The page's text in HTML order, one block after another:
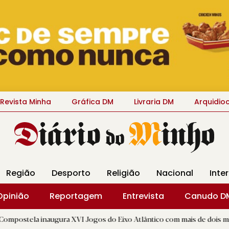
Revista Minha Gráfica DM Livraria DM
Região Desporto Religião Nacional
Reportagem Entrevista Canudo
XVI Jogos do Eixo Atlântico com mais de dois mil atletas |